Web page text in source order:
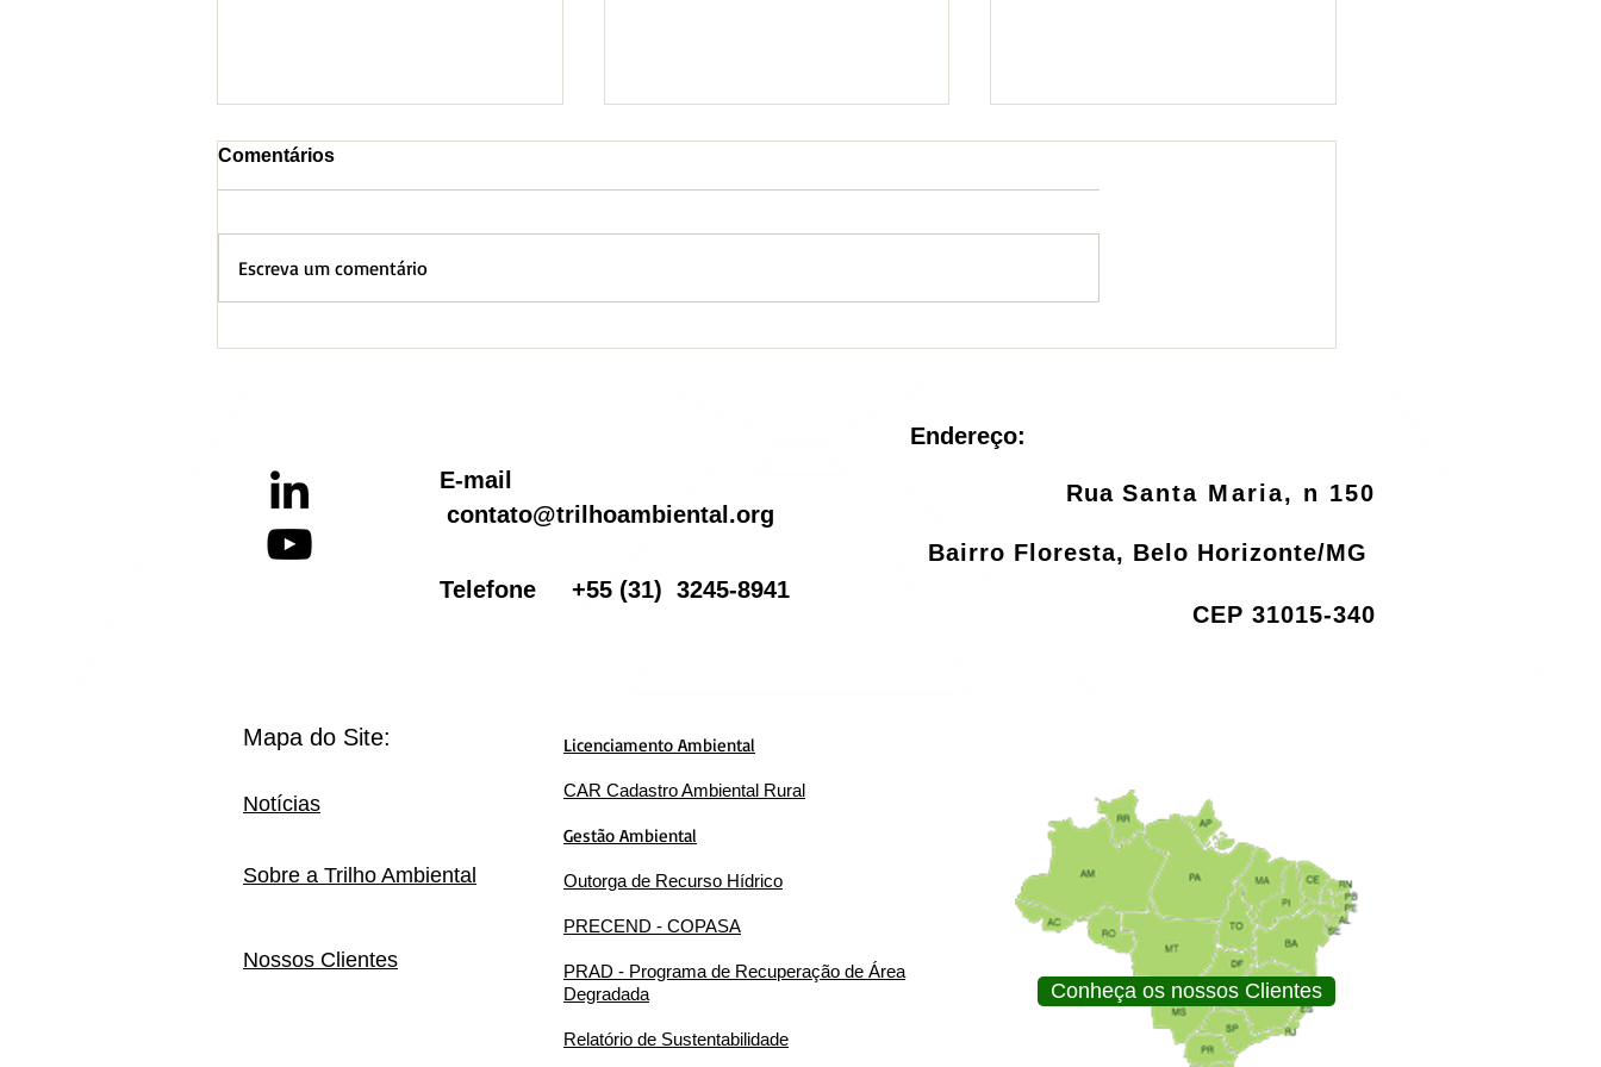
Comentários
Escreva um comentário
E-mail
contato@trilhoambiental.org
Telefone +55 (31) 3245-8941
Endereço:
RuaSanta Maria, n 150
Bairro Floresta, Belo Horizonte/MG
CEP 31015-340
Sobre a Trilho Ambiental
Notícias
Nossos Clientes
Mapa do Site: Licenciamento Ambiental
CAR Cadastro Ambiental Rural
Gestão Ambiental
Outorga de Recurso Hídrico
PRECEND - COPASA
PRAD - Programa de Recuperação de Área
Degradada
Relatório de Sustentabilidade
Conheça os nossos Clientes